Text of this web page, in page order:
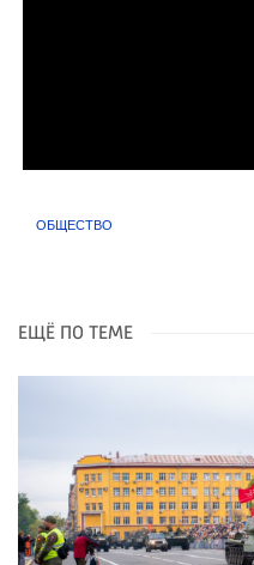
ОБЩЕСТВО
ЕЩЁ ПО ТЕМЕ